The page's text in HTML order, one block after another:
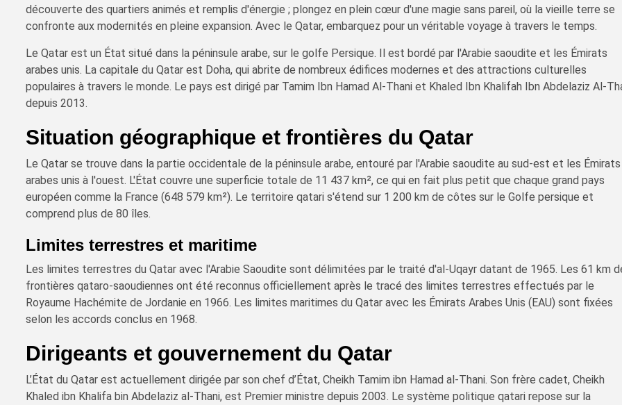
découverte des quartiers animés et remplis d'énergie ; plongez en plein cœur d'une magie sans pareil, où la vieille terre se
confronte aux modernités en pleine expansion. Avec le Qatar, embarquez pour un véritable voyage à travers le temps.
Le Qatar est un État situé dans la péninsule arabe, sur le golfe Persique. Il est bordé par l'Arabie saoudite et les Émirats
arabes unis. La capitale du Qatar est Doha, qui abrite de nombreux édifices modernes et des attractions culturelles
populaires à travers le monde. Le pays est dirigé par Tamim Ibn Hamad Al-Thani et Khaled Ibn Khalifah Ibn Abdelaziz Al-
depuis 2013.
Situation géographique et frontières du Qatar
Le Qatar se trouve dans la partie occidentale de la péninsule arabe, entouré par l'Arabie saoudite au sud-est et les Émirats
arabes unis à l'ouest. L'État couvre une superficie totale de 11 437 km², ce qui en fait plus petit que chaque grand pays
européen comme la France (648 579 km²). Le territoire qatari s'étend sur 1 200 km de côtes sur le Golfe persique et
comprend plus de 80 îles.
Limites terrestres et maritime
Les limites terrestres du Qatar avec l'Arabie Saoudite sont délimitées par le traité d'al-Uqayr datant de 1965. Les 61 km
frontières qataro-saoudiennes ont été reconnus officiellement après le tracé des limites terrestres effectués par le
Royaume Hachémite de Jordanie en 1966. Les limites maritimes du Qatar avec les Émirats Arabes Unis (EAU) sont fixées
selon les accords conclus en 1968.
Dirigeants et gouvernement du Qatar
L’État du Qatar est actuellement dirigée par son chef d’État, Cheikh Tamim ibn Hamad al-Thani. Son frère cadet, Cheikh
Khaled ibn Khalifa bin Abdelaziz al-Thani, est Premier ministre depuis 2003. Le système politique qatari repose sur la